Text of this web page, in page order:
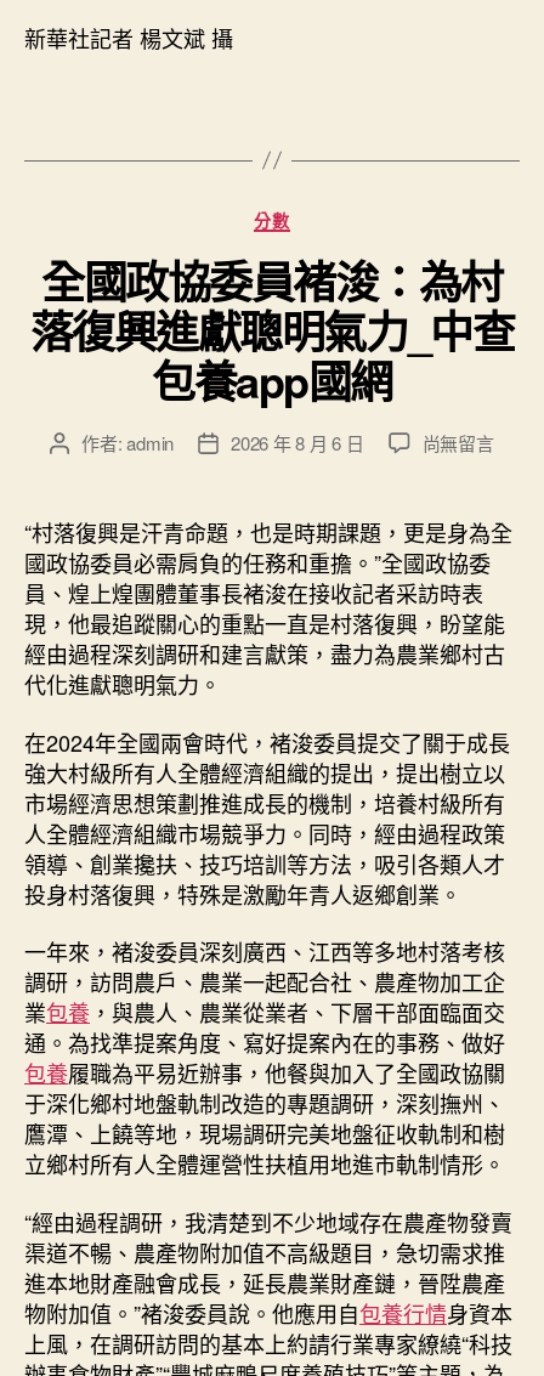
度
網〉
中
新華社記者 楊文斌 攝
分
類
分數
全國政協委員褚浚：為村
落復興進獻聰明氣力_中查
包養app國網
文
者
作者:admin
文
佈
日
期
2026 年 8 月 6 日
在
政
協
委
員
褚
浚：
落
復
興
進
獻
聰
明
力
_
中
查
包
養
app
國
網〉
尚無留言
“村落復興是汗青命題，也是時期課題，更是身為全
國政協委員必需肩負的任務和重擔。”全國政協委
員、煌上煌團體董事長褚浚在接收記者采訪時表
現，他最追蹤關心的重點一直是村落復興，盼望能
經由過程深刻調研和建言獻策，盡力為農業鄉村古
代化進獻聰明氣力。
在2024年全國兩會時代，褚浚委員提交了關于成長
強大村級所有人全體經濟組織的提出，提出樹立以
市場經濟思想策劃推進成長的機制，培養村級所有
人全體經濟組織市場競爭力。同時，經由過程政策
領導、創業攙扶、技巧培訓等方法，吸引各類人才
投身村落復興，特殊是激勵年青人返鄉創業。
一年來，褚浚委員深刻廣西、江西等多地村落考核
調研，訪問農戶、農業一起配合社、農產物加工企
業包養 ，與農人、農業從業者、下層干部面臨面交
通。為找準提案角度、寫好提案內在的事務、做好
包養履職為平易近辦事，他餐與加入了全國政協關
于深化鄉村地盤軌制改造的專題調研，深刻撫州、
鷹潭、上饒等地，現場調研完美地盤征收軌制和樹
立鄉村所有人全體運營性扶植用地進市軌制情形。
“經由過程調研，我清楚到不少地域存在農產物發賣
渠道不暢、農產物附加值不高級題目，急切需求推
進本地財產融會成長，延長農業財產鏈，晉陞農產
物附加值。”褚浚委員說。他應用自包養行情身資本
上風，在調研訪問的基本上約請行業專家繚繞“科技